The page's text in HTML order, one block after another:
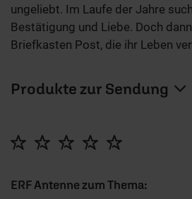
ungeliebt. Im Laufe der Jahre
Bestätigung und Liebe. Doch
Briefkasten Post, die ihr Leben
Produkte zur Sendung
ERF Antenne zum Thema: